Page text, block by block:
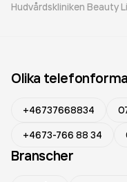
Hudvårdskliniken Beauty
Olika
+46737668834
+4673-766 88 34
Branscher